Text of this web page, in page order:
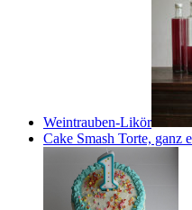
Weintrauben-Likör
Cake Smash Torte, ganz